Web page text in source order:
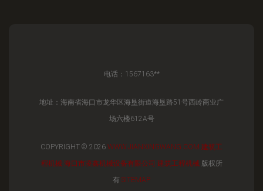
电话：1567163**
地址：海南省海口市龙华区海垦街道海垦路51号西岭商业广
场六楼612A号
COPYRIGHT © 2026 WWW.JIANXINGWANG.COM 建筑工
程机械 海口市凌鑫机械设备有限公司 建筑工程机械版权所
有 SITEMAP